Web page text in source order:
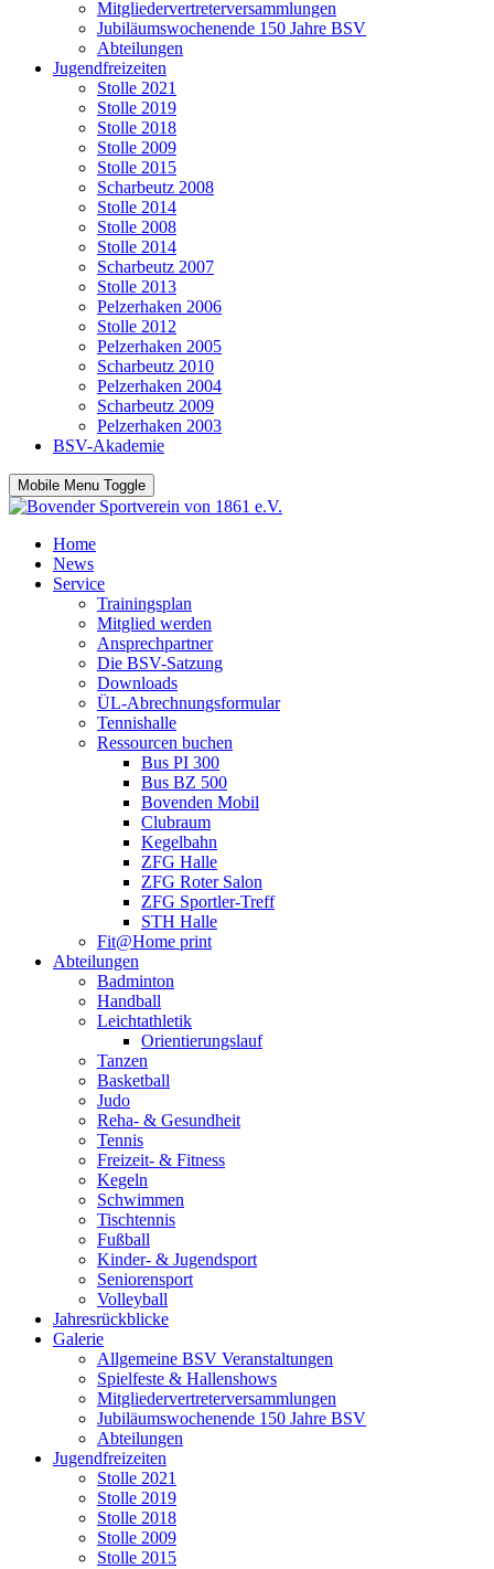
Mitgliedervertreterversammlungen
Jubiläumswochenende 150 Jahre BSV
Abteilungen
Jugendfreizeiten
Stolle 2021
Stolle 2019
Stolle 2018
Stolle 2009
Stolle 2015
Scharbeutz 2008
Stolle 2014
Stolle 2008
Stolle 2014
Scharbeutz 2007
Stolle 2013
Pelzerhaken 2006
Stolle 2012
Pelzerhaken 2005
Scharbeutz 2010
Pelzerhaken 2004
Scharbeutz 2009
Pelzerhaken 2003
BSV-Akademie
Mobile Menu Toggle
Home
News
Service
Trainingsplan
Mitglied werden
Ansprechpartner
Die BSV-Satzung
Downloads
ÜL-Abrechnungsformular
Tennishalle
Ressourcen buchen
Bus PI 300
Bus BZ 500
Bovenden Mobil
Clubraum
Kegelbahn
ZFG Halle
ZFG Roter Salon
ZFG Sportler-Treff
STH Halle
Fit@Home print
Abteilungen
Badminton
Handball
Leichtathletik
Orientierungslauf
Tanzen
Basketball
Judo
Reha- & Gesundheit
Tennis
Freizeit- & Fitness
Kegeln
Schwimmen
Tischtennis
Fußball
Kinder- & Jugendsport
Seniorensport
Volleyball
Jahresrückblicke
Galerie
Allgemeine BSV Veranstaltungen
Spielfeste & Hallenshows
Mitgliedervertreterversammlungen
Jubiläumswochenende 150 Jahre BSV
Abteilungen
Jugendfreizeiten
Stolle 2021
Stolle 2019
Stolle 2018
Stolle 2009
Stolle 2015